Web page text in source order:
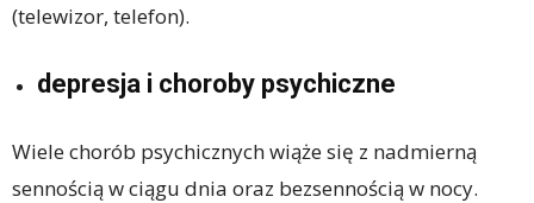
(telewizor, telefon).
depresja i choroby psychiczne
Wiele chorób psychicznych wiąże się z nadmierną
sennością w ciągu dnia oraz bezsennością w nocy.